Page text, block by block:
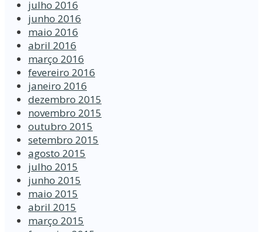
julho 2016
junho 2016
maio 2016
abril 2016
março 2016
fevereiro 2016
janeiro 2016
dezembro 2015
novembro 2015
outubro 2015
setembro 2015
agosto 2015
julho 2015
junho 2015
maio 2015
abril 2015
março 2015